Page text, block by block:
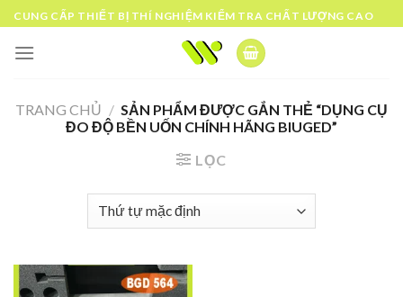
Skip
to
content
CUNG CẤP THIẾT BỊ THÍ NGHIỆM KIỂM TRA CHẤT LƯỢNG CAO
TRANG CHỦ / SẢN PHẨM ĐƯỢC GẮN THẺ “DỤNG CỤ
ĐO ĐỘ BỀN UỐN CHÍNH HÃNG BIUGED”
LỌC